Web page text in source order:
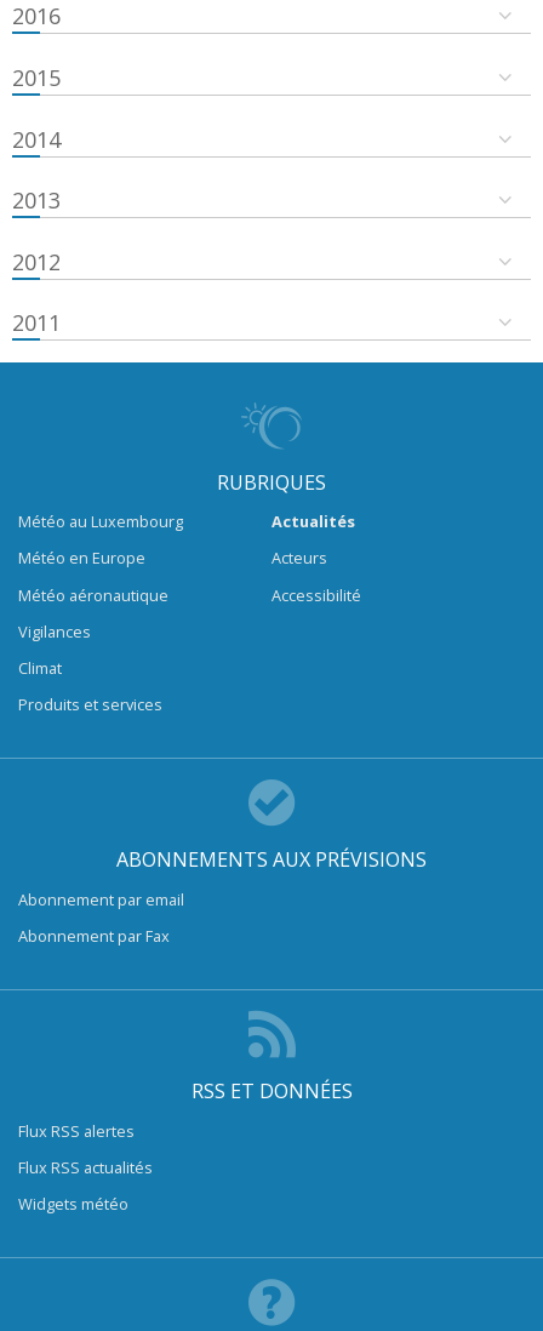
2016
2015
2014
2013
2012
2011
RUBRIQUES
Météo au Luxembourg
Météo en Europe
Météo aéronautique
Vigilances
Climat
Produits et services
Actualités
Acteurs
Accessibilité
ABONNEMENTS AUX PRÉVISIONS
Abonnement par email
Abonnement par Fax
RSS ET DONNÉES
Flux RSS alertes
Flux RSS actualités
Widgets météo